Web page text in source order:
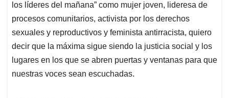
los líderes del mañana” como mujer joven, lideresa de
procesos comunitarios, activista por los derechos
sexuales y reproductivos y feminista antirracista, quiero
decir que la máxima sigue siendo la justicia social y los
lugares en los que se abren puertas y ventanas para que
nuestras voces sean escuchadas.